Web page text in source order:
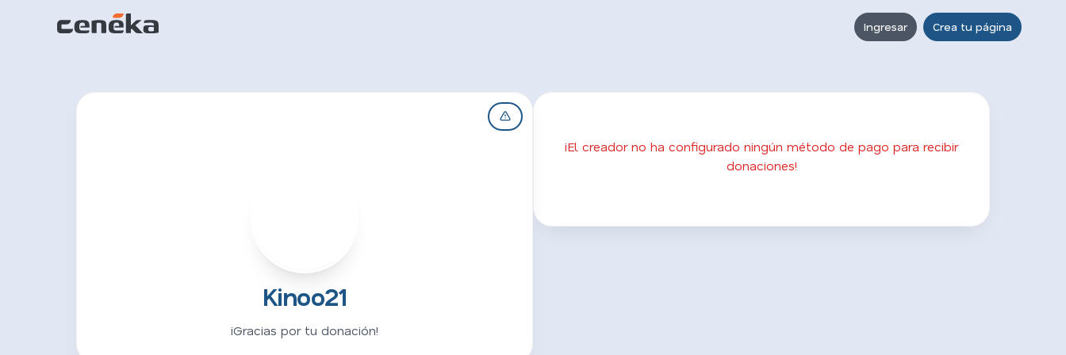
Ingresar Crea tu página
Kinoo21
¡Gracias por tu donación!
¡El creador no ha configurado ningún método de pago para recibir
donaciones!